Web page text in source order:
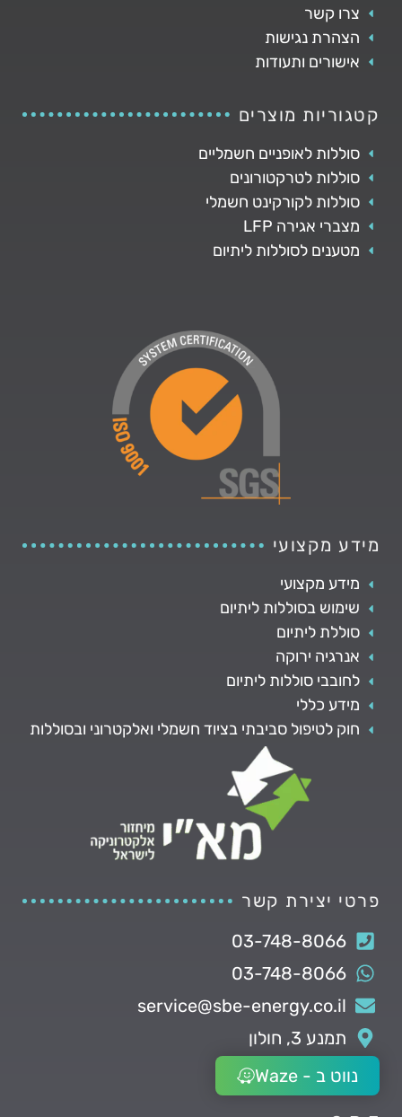
צרו קשר
הצהרת נגישות
אישורים ותעודות
קטגוריות מוצרים
סוללות לאופניים חשמליים
סוללות לטרקטורונים
סוללות לקורקינט חשמלי
מצברי אגירה LFP
מטענים לסוללות ליתיום
מידע מקצועי
מידע מקצועי
שימוש בסוללות ליתיום
סוללת ליתיום
אנרגיה ירוקה
לחובבי סוללות ליתיום
מידע כללי
חוק לטיפול סביבתי בציוד חשמלי ואלקטרוני ובסוללות
פרטי יצירת קשר
03-748-8066
03-748-8066
service@sbe-energy.co.il
תמנע 3, חולון
נווט ב - Waze